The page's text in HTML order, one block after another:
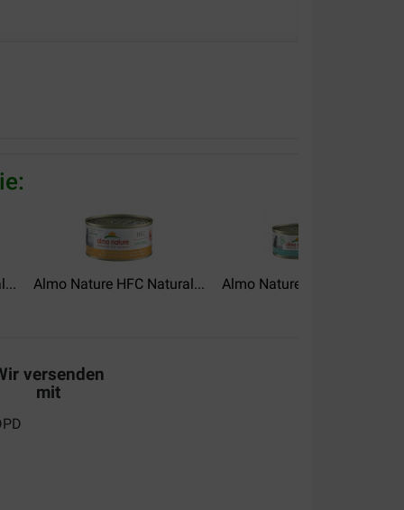
Let op bij de levering, er wordt met de dozen
beschadigd zijn...
Almo Nature HFC Natural... Almo Nature HFC Jelly...
versenden
mit